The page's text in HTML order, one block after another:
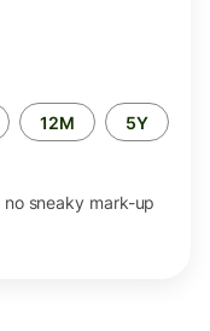
12M 5Y
sneaky mark-up